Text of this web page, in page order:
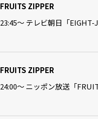
FRUITS ZIPPER
23:45〜 テレビ朝日「EIGHT-
FRUITS ZIPPER
24:00〜 ニッポン放送「